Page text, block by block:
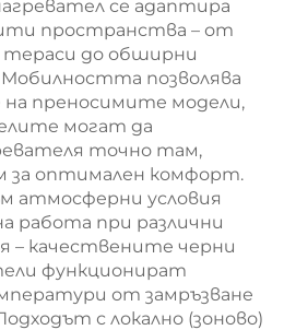
се адаптира
пространства – от
до обширни
позволява
преносимите модели,
могат да
точно там,
за оптимален комфорт.
атмосферни условия
работа при различни
– качествените черни
функционират
от замръзване
с локално (зоново)